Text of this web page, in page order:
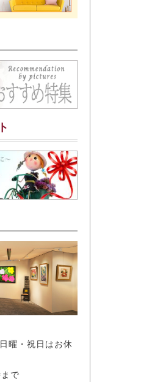
曜・祝日はお休
で